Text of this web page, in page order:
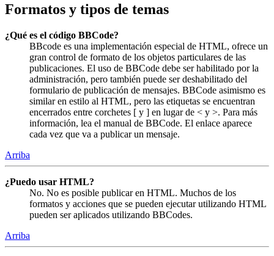
Formatos y tipos de temas
¿Qué es el código BBCode?
BBcode es una implementación especial de HTML, ofrece un
gran control de formato de los objetos particulares de las
publicaciones. El uso de BBCode debe ser habilitado por la
administración, pero también puede ser deshabilitado del
formulario de publicación de mensajes. BBCode asimismo es
similar en estilo al HTML, pero las etiquetas se encuentran
encerrados entre corchetes [ y ] en lugar de < y >. Para más
información, lea el manual de BBCode. El enlace aparece
cada vez que va a publicar un mensaje.
Arriba
¿Puedo usar HTML?
No. No es posible publicar en HTML. Muchos de los
formatos y acciones que se pueden ejecutar utilizando HTML
pueden ser aplicados utilizando BBCodes.
Arriba